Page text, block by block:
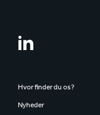
Hvor finder du os?
Nyheder